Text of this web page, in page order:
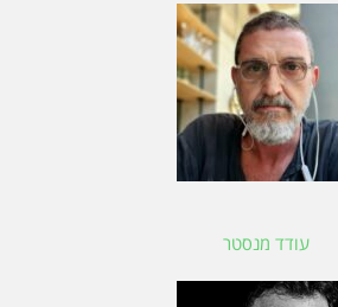
עודד מנסטר